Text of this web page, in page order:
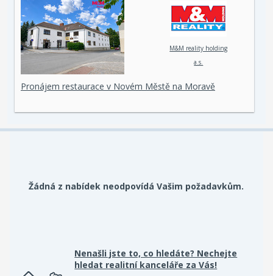
M&M reality holding
a.s.
Pronájem restaurace v Novém Městě na Moravě
Žádná z nabídek neodpovídá Vašim požadavkům.
Nenašli jste to, co hledáte? Nechejte
hledat realitní kanceláře za Vás!